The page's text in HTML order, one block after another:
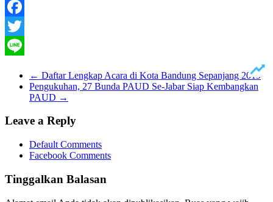
Facebook
Twitter
← Daftar Lengkap Acara di Kota Bandung Sepanjang 2019
Pengukuhan, 27 Bunda PAUD Se-Jabar Siap Kembangkan
PAUD →
Leave a Reply
Default Comments
Facebook Comments
Tinggalkan Balasan